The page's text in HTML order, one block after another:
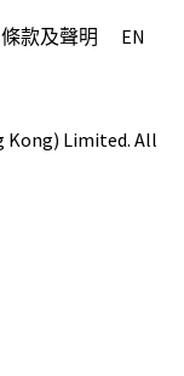
條款及聲明 EN
Kong) Limited. All